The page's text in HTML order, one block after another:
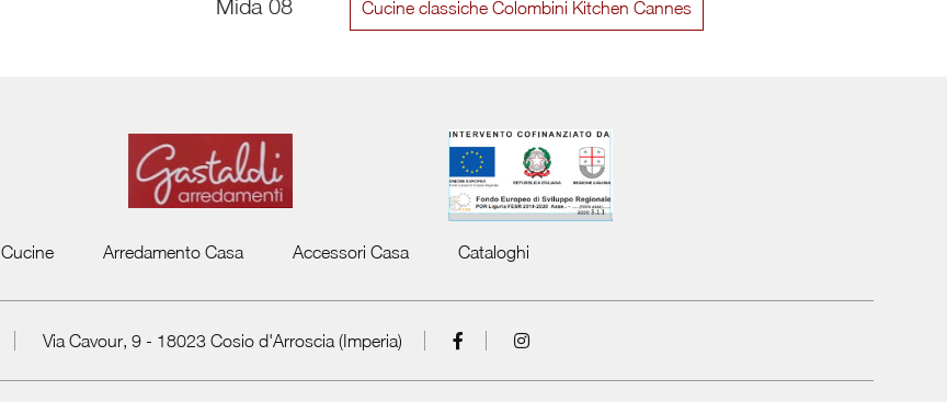
Mida 08 Asolo con isola
Cucine classiche Colombini Kitchen Cannes
Cucine Arredamento Casa Accessori Casa Cataloghi
Via Cavour, 9 - 18023 Cosio d'Arroscia (Imperia)